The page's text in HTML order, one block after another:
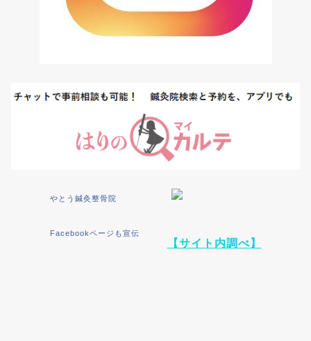
やとう鍼灸整骨院
Facebookページも宣伝
【サイト内調べ】